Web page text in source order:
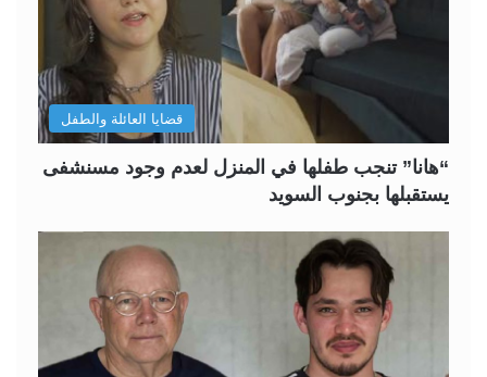
قضايا العائلة والطفل
“هانا” تنجب طفلها في المنزل لعدم وجود مسنشفى
يستقبلها بجنوب السويد